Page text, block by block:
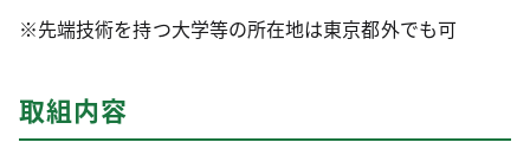
※先端技術を持つ大学等の所在地は東京都外でも可
取組内容